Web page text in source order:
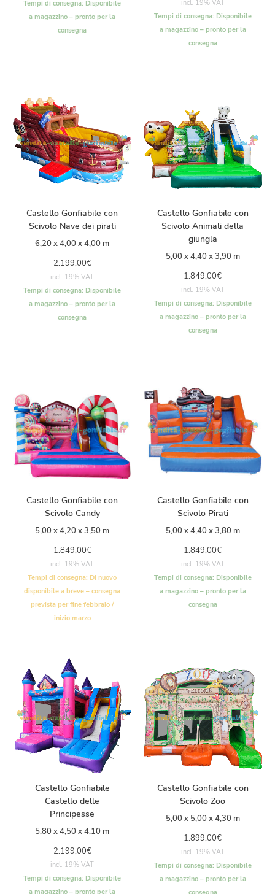
Tempi di consegna: Disponibile
a magazzino – pronto per la
consegna
incl. 19% VAT
Tempi di consegna: Disponibile
a magazzino – pronto per la
consegna
Castello Gonfiabile con
Scivolo Nave dei pirati
6,20 x 4,00 x 4,00 m
2.199,00€
incl. 19% VAT
Tempi di consegna: Disponibile
a magazzino – pronto per la
consegna
Castello Gonfiabile con
Scivolo Animali della
giungla
5,00 x 4,40 x 3,90 m
1.849,00€
incl. 19% VAT
Tempi di consegna: Disponibile
a magazzino – pronto per la
consegna
Castello Gonfiabile con
Scivolo Candy
5,00 x 4,20 x 3,50 m
1.849,00€
incl. 19% VAT
Tempi di consegna: Di nuovo
disponibile a breve – consegna
prevista per fine febbraio /
inizio marzo
Castello Gonfiabile con
Scivolo Pirati
5,00 x 4,40 x 3,80 m
1.849,00€
incl. 19% VAT
Tempi di consegna: Disponibile
a magazzino – pronto per la
consegna
Castello Gonfiabile
Castello delle
Principesse
5,80 x 4,50 x 4,10 m
2.199,00€
incl. 19% VAT
Tempi di consegna: Disponibile
a magazzino – pronto per la
Castello Gonfiabile con
Scivolo Zoo
5,00 x 5,00 x 4,30 m
1.899,00€
incl. 19% VAT
Tempi di consegna: Disponibile
a magazzino – pronto per la